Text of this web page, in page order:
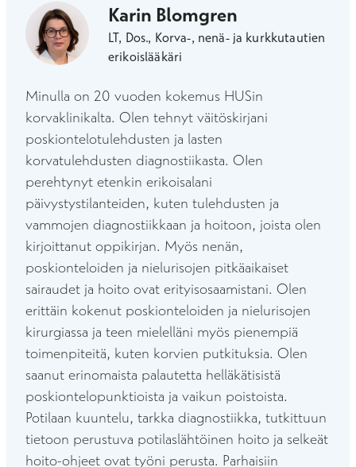
Karin Blomgren
LT, Dos., Korva-, nenä- ja kurkkutautien
erikoislääkäri
Minulla on 20 vuoden kokemus HUSin
korvaklinikalta. Olen tehnyt väitöskirjani
poskiontelotulehdusten ja lasten
korvatulehdusten diagnostiikasta. OIen
perehtynyt etenkin erikoisalani
päivystystilanteiden, kuten tulehdusten ja
vammojen diagnostiikkaan ja hoitoon, joista olen
kirjoittanut oppikirjan. Myös nenän,
poskionteloiden ja nielurisojen pitkäaikaiset
sairaudet ja hoito ovat erityisosaamistani. Olen
erittäin kokenut poskionteloiden ja nielurisojen
kirurgiassa ja teen mielelläni myös pienempiä
toimenpiteitä, kuten korvien putkituksia. Olen
saanut erinomaista palautetta helläkätisistä
poskiontelopunktioista ja vaikun poistoista.
Potilaan kuuntelu, tarkka diagnostiikka, tutkittuun
tietoon perustuva potilaslähtöinen hoito ja selkeät
hoito-ohjeet ovat työni perusta. Parhaisiin